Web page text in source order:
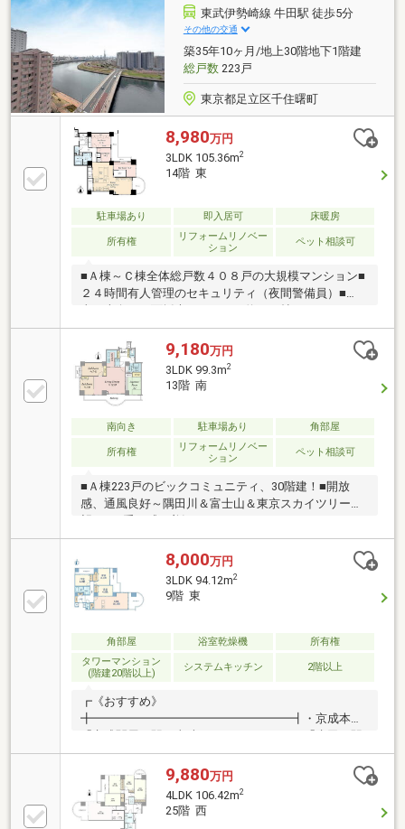
交換 ・ユニットバス交換・洗面台交換 ・トイ
レ交換・建具交換 ・クロス貼替・フローリング
張替、等眺望は永続的に保証されるものではございま
せん。
東武伊勢崎線 牛田駅 徒歩5分
その他の交通
築35年10ヶ月/地上30階地下1階建
総戸数223戸
東京都足立区千住曙町
8,980万円
3LDK 105.36m2
14階 東
駐車場あり 即入居可 床暖房
所有権
リフォームリノベー
ション
ペット相談可
■Ａ棟～Ｃ棟全体総戸数４０８戸の大規模マンション■
２４時間有人管理のセキュリティ（夜間警備員）■
は食洗器とＩＨクッキングヒーター■２４時間ゴミ出
し可能■ペット飼育可（細則有り）■ホテルライクな内
廊下設計－ 室内リノベーション内容－ 2021年8月実
施済・システムキッチン交換・浴室交換・トイレ交
換 ・洗面台交換 ・フローリング張替え ・全室ク
ＬＤ部分に電気式床暖房設置 ・ＬＤと各居室にビル
トインエアコン ・パントリー新設・家具設置 ・間
9,180万円
3LDK 99.3m2
13階 南
南向き 駐車場あり 角部屋
所有権
リフォームリノベー
ション
ペット相談可
■Ａ棟223戸のビックコミュニティ、30階建！■開放
感、通風良好～隅田川＆富士山＆東京スカイツリーを
望む～■重厚感と美観のあるエントランス■ホテルライ
クな落ち着いた内廊下設計■管理体制良好な２４時間
有人管理■２４時間ゴミ出し可能■ペット飼育可（細則
有り）■ホテルライクな内廊下設計■２面採光（南×
西）角部屋■南向きバルコニーに面したＬＤは約18.9帖
－ 室内リノベーション内容－ 2016年11月実施済・全
フローリング張替え etc
8,000万円
3LDK 94.12m2
9階 東
角部屋 浴室乾燥機
所有権
タワーマンション
(階建20階以上)
システムキッチン 2階以上
┏《おすすめ》
╋━━━━━━━━━━━━━━━━━┫・京成本線
「京成関屋」駅、東武スカイツリーライン「牛田」駅
まで徒歩5分圏内・23階部分につきリバービューの眺
望が良好です・A～C棟総戸数400戸超の大規模マンシ
ョン・大切なご家族でもありますペットと暮らすこと
ができます（細則あり）・ホテルライクな内廊下設計
です・コンビニ、スーパーまで徒歩5分圏内のため生
9,880万円
4LDK 106.42m2
25階 西